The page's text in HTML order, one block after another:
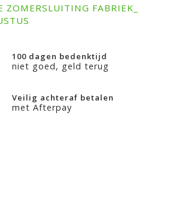
ZOMERSLUITING FABRIEK_
100 dagen bedenktijd
niet goed, geld terug
Veilig achteraf betalen
met Afterpay